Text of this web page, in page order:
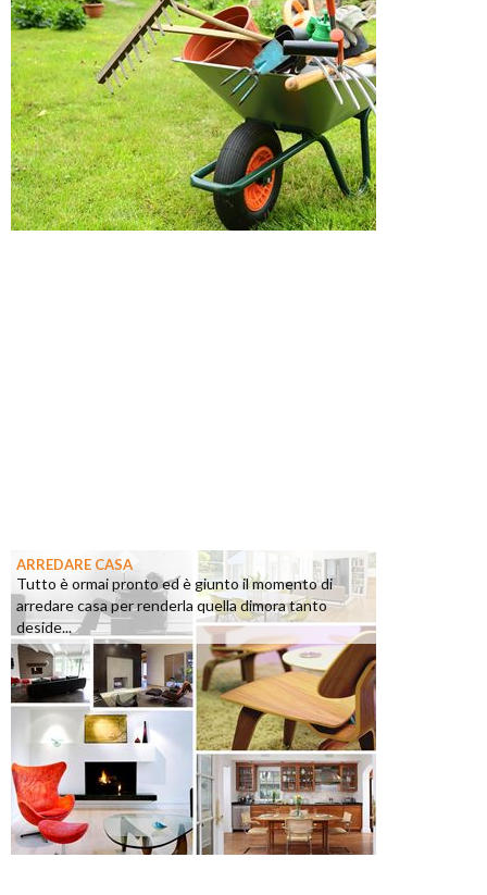
ARREDARE CASA
Tutto è ormai pronto ed è giunto il momento di
arredare casa per renderla quella dimora tanto
deside...